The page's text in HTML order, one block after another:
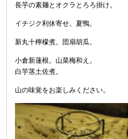
長芋の素麺とオクラとろろ掛け。
イチジク利休寄せ。夏鴨。
新丸十檸檬煮。団扇胡瓜。
小倉新蓮根。山菜梅和え。
白芋茎土佐煮。
山の味覚をお楽しみください。